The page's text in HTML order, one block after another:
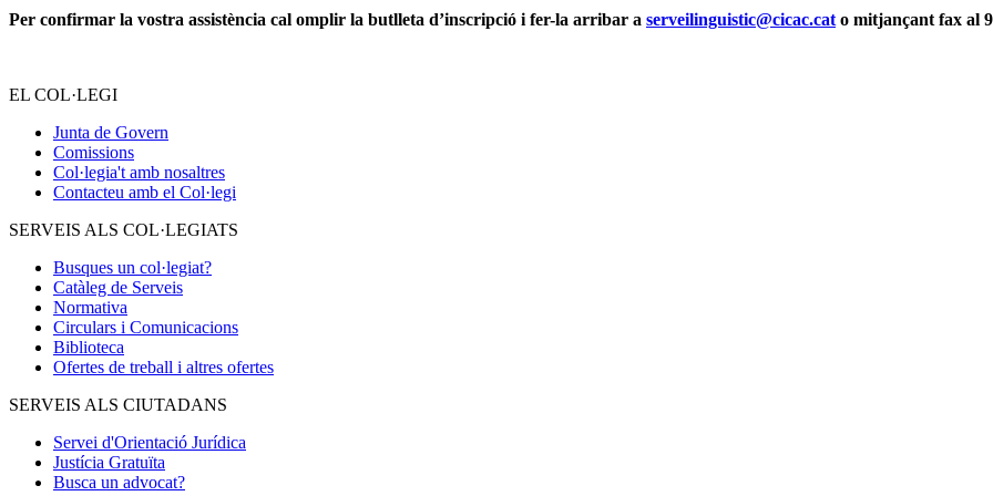
Per confirmar la vostra assistència cal omplir la butlleta d’inscripció i fer-la arribar a serveilinguistic@cicac.cat o mitjançant fax al
EL COL·LEGI
Junta de Govern
Comissions
Col·legia't amb nosaltres
Contacteu amb el Col·legi
SERVEIS ALS COL·LEGIATS
Busques un col·legiat?
Catàleg de Serveis
Normativa
Circulars i Comunicacions
Biblioteca
Ofertes de treball i altres ofertes
SERVEIS ALS CIUTADANS
Servei d'Orientació Jurídica
Justícia Gratuïta
Busca un advocat?